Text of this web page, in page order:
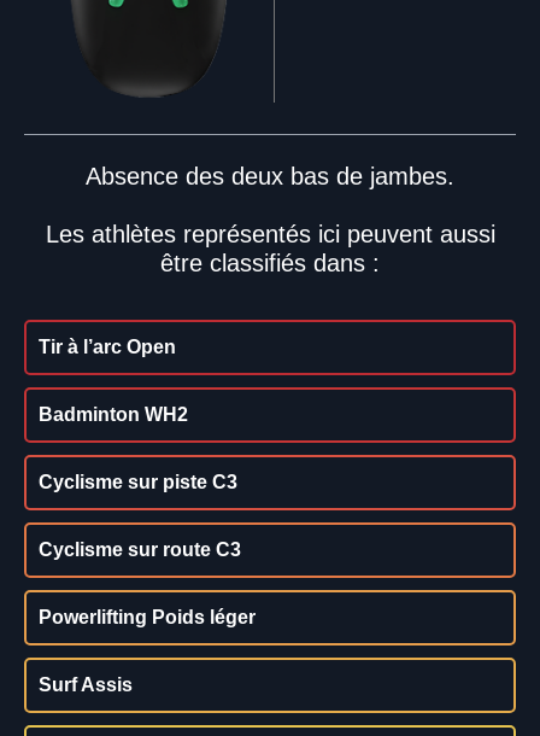
Absence des deux bas de jambes.
Les athlètes représentés ici peuvent aussi
être classifiés dans :
Tir à l’arc Open
Badminton WH2
Cyclisme sur piste C3
Cyclisme sur route C3
Powerlifting Poids léger
Surf Assis